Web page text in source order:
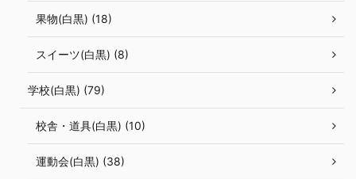
果物(白黒) (18)
スイーツ(白黒) (8)
学校(白黒) (79)
校舎・道具(白黒) (10)
運動会(白黒) (38)